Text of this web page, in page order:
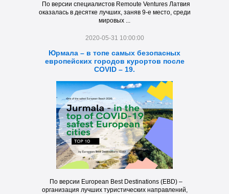
По версии специалистов Remoute Ventures Латвия
оказалась в десятке лучших, заняв 9-е место, среди
мировых ...
2020-05-31 10:00:00
Юрмала – в топе самых безопасных
европейских городов курортов после
COVID – 19.
По версии European Best Destinations (EBD) –
организация лучших туристических направлений,